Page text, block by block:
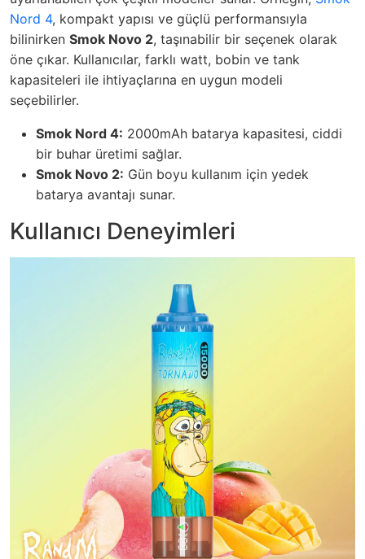
Nord 4, kompakt yapısı ve güçlü performansıyla
bilinirken Smok Novo 2, taşınabilir bir seçenek olarak
öne çıkar. Kullanıcılar, farklı watt, bobin ve tank
kapasiteleri ile ihtiyaçlarına en uygun modeli
seçebilirler.
Smok Nord 4: 2000mAh batarya kapasitesi, ciddi
bir buhar üretimi sağlar.
Smok Novo 2: Gün boyu kullanım için yedek
batarya avantajı sunar.
Kullanıcı Deneyimleri